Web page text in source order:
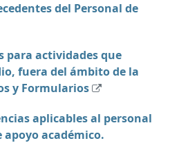
del Personal de
para actividades que
fuera del ámbito de la
y Formularios
aplicables al personal
académico.